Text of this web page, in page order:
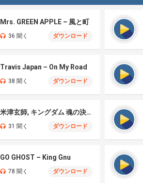
Mrs. GREEN APPLE – 風と町
36 聞く ダウンロード
Travis Japan – On My Road
38 聞く ダウンロード
米津玄師, キングダム 魂の決戦 – 公開記念PV
31 聞く ダウンロード
GO GHOST – King Gnu
78 聞く ダウンロード